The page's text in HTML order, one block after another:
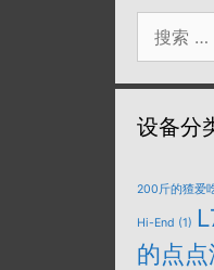
索：
设备分
200斤的猹爱
Hi-End (1)
的点